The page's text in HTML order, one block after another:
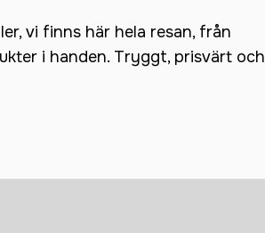
vi finns här hela resan, från
i handen. Tryggt, prisvärt och